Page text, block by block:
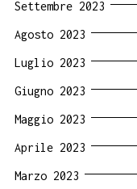
Settembre 2023
Agosto 2023
Luglio 2023
Giugno 2023
Maggio 2023
Aprile 2023
Marzo 2023